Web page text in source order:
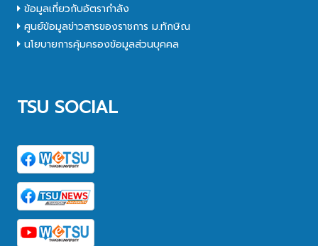
ข้อมูลเกี่ยวกับอัตรากำลัง
ศูนย์ข้อมูลข่าวสารของราชการ ม.ทักษิณ
นโยบายการคุ้มครองข้อมูลส่วนบุคคล
TSU SOCIAL